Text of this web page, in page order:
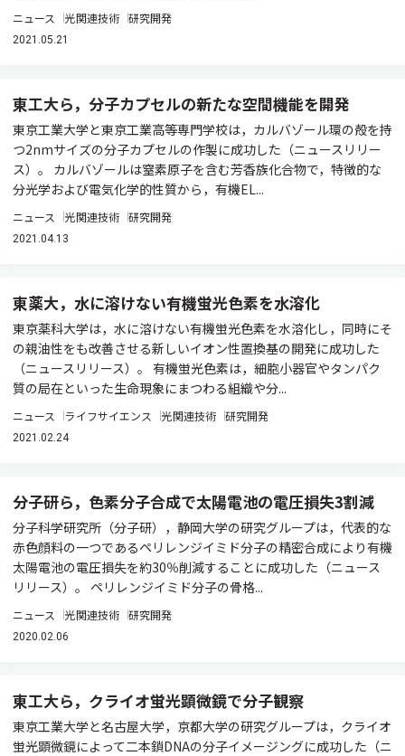
ニュース 光関連技術 研究開発
2021.05.21
東工大ら，分子カプセルの新たな空間機能を開発
東京工業大学と東京工業高等専門学校は，カルバゾール環の殻を持
つ2nmサイズの分子カプセルの作製に成功した（ニュースリリー
ス）。 カルバゾールは窒素原子を含む芳香族化合物で，特徴的な
分光学および電気化学的性質から，有機EL...
ニュース 光関連技術 研究開発
2021.04.13
東薬大，水に溶けない有機蛍光色素を水溶化
東京薬科大学は，水に溶けない有機蛍光色素を水溶化し，同時にそ
の親油性をも改善させる新しいイオン性置換基の開発に成功した
（ニュースリリース）。 有機蛍光色素は，細胞小器官やタンパク
質の局在といった生命現象にまつわる組織や分...
ニュース ライフサイエンス 光関連技術 研究開発
2021.02.24
分子研ら，色素分子合成で太陽電池の電圧損失3割減
分子科学研究所（分子研），静岡大学の研究グループは，代表的な
赤色顔料の一つであるペリレンジイミド分子の精密合成により有機
太陽電池の電圧損失を約30％削減することに成功した（ニュース
リリース）。 ペリレンジイミド分子の骨格...
ニュース 光関連技術 研究開発
2020.02.06
東工大ら，クライオ蛍光顕微鏡で分子観察
東京工業大学と名古屋大学，京都大学の研究グループは，クライオ
蛍光顕微鏡によって二本鎖DNAの分子イメージングに成功した（ニ